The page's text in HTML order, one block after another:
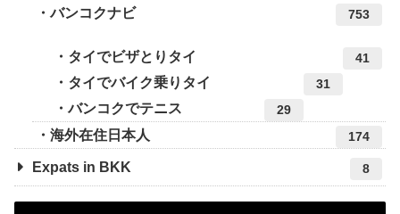
バンコクナビ 753
タイでビザとりタイ 41
タイでバイク乗りタイ 31
バンコクでテニス 29
海外在住日本人 174
Expats in BKK 8